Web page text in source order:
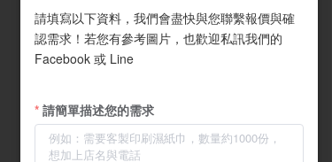
請填寫以下資料，我們會盡快與您聯繫報價與確
認需求！若您有參考圖片，也歡迎私訊我們的
Facebook 或 Line
請簡單描述您的需求